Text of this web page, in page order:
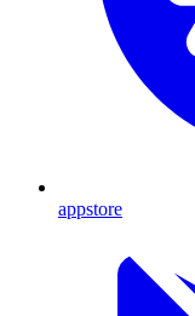
appstore